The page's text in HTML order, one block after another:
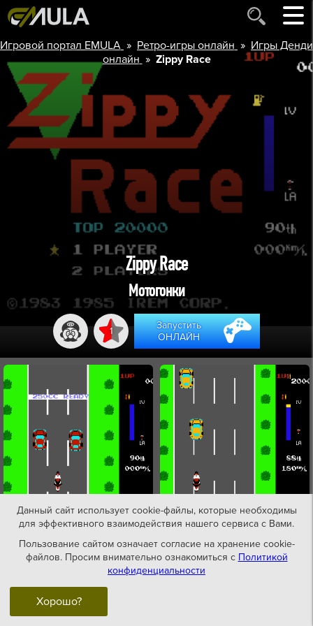
Игровой портал EMULA » Ретро-игры онлайн » Игры Денди
онлайн » Zippy Race
Zippy Race
Мотогонки
1
Запустить
ОНЛАЙН
Данный сайт использует cookie-файлы, которые необходимы
для эффективного взаимодействия нашего сервиса с Вами.
Пользование сайтом означает согласие на хранение cookie-
файлов. Просим внимательно ознакомиться с Политикой
конфиденциальности
Хорошо?